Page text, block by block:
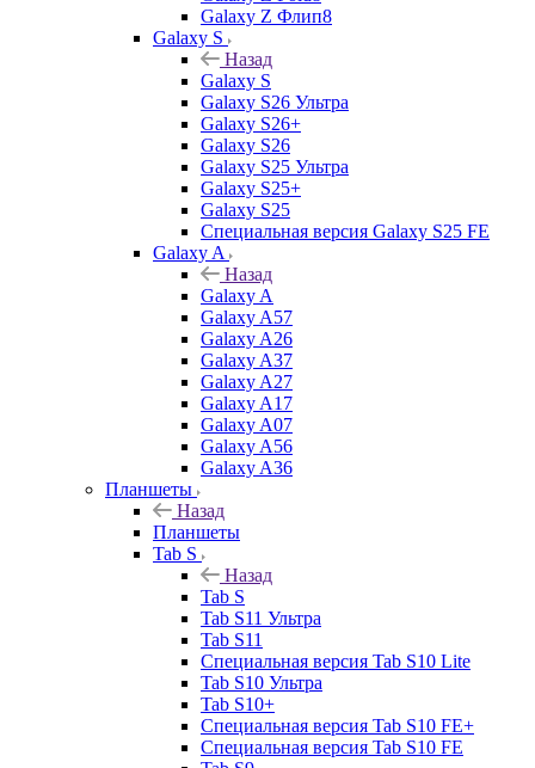
Galaxy Z Флип8
Galaxy S
Назад
Galaxy S
Galaxy S26 Ультра
Galaxy S26+
Galaxy S26
Galaxy S25 Ультра
Galaxy S25+
Galaxy S25
Специальная версия Galaxy S25 FE
Galaxy A
Назад
Galaxy A
Galaxy A57
Galaxy A26
Galaxy A37
Galaxy A27
Galaxy A17
Galaxy A07
Galaxy A56
Galaxy A36
Планшеты
Назад
Планшеты
Tab S
Назад
Tab S
Tab S11 Ультра
Tab S11
Специальная версия Tab S10 Lite
Tab S10 Ультра
Tab S10+
Специальная версия Tab S10 FE+
Специальная версия Tab S10 FE